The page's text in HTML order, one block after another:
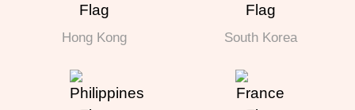
Hong Kong South Korea